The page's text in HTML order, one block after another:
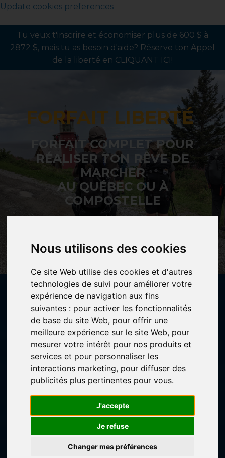
Nous utilisons des cookies
Ce site Web utilise des cookies et d'autres
technologies de suivi pour améliorer votre
expérience de navigation aux fins
suivantes : pour activer les fonctionnalités
de base du site Web, pour offrir une
meilleure expérience sur le site Web, pour
mesurer votre intérêt pour nos produits et
services et pour personnaliser les
interactions marketing, pour diffuser des
publicités plus pertinentes pour vous.
J'accepte
Je refuse
Changer mes préférences
Update cookies preferences
Tu veux t'inscrire et économiser plus de 600 $ à
2872 $, mais tu as besoin d'aide? Réserve ton Appel
de la liberté en CLIQUANT ICI!
FORFAIT LIBERTÉ
FORFAIT COMPLET POUR
RÉALISER TON RÊVE DE
MARCHER
AU QUÉBEC OU À
COMPOSTELLE
S'ARRÊTER - RESPIRER - VIVRE
TU MÉRITES UNE PAUSE! POUR
CÉLÉBRER TA VIE ET/OU
TE RECONNECTER AVEC TOI
LE MOMENT EST VENU POUR
RÉALISER TON RÊVE
DE MARCHER AU QUÉBEC OU À COMPOSTELLE
EN CESSANT DE PERDRE TON TEMPS ET TON